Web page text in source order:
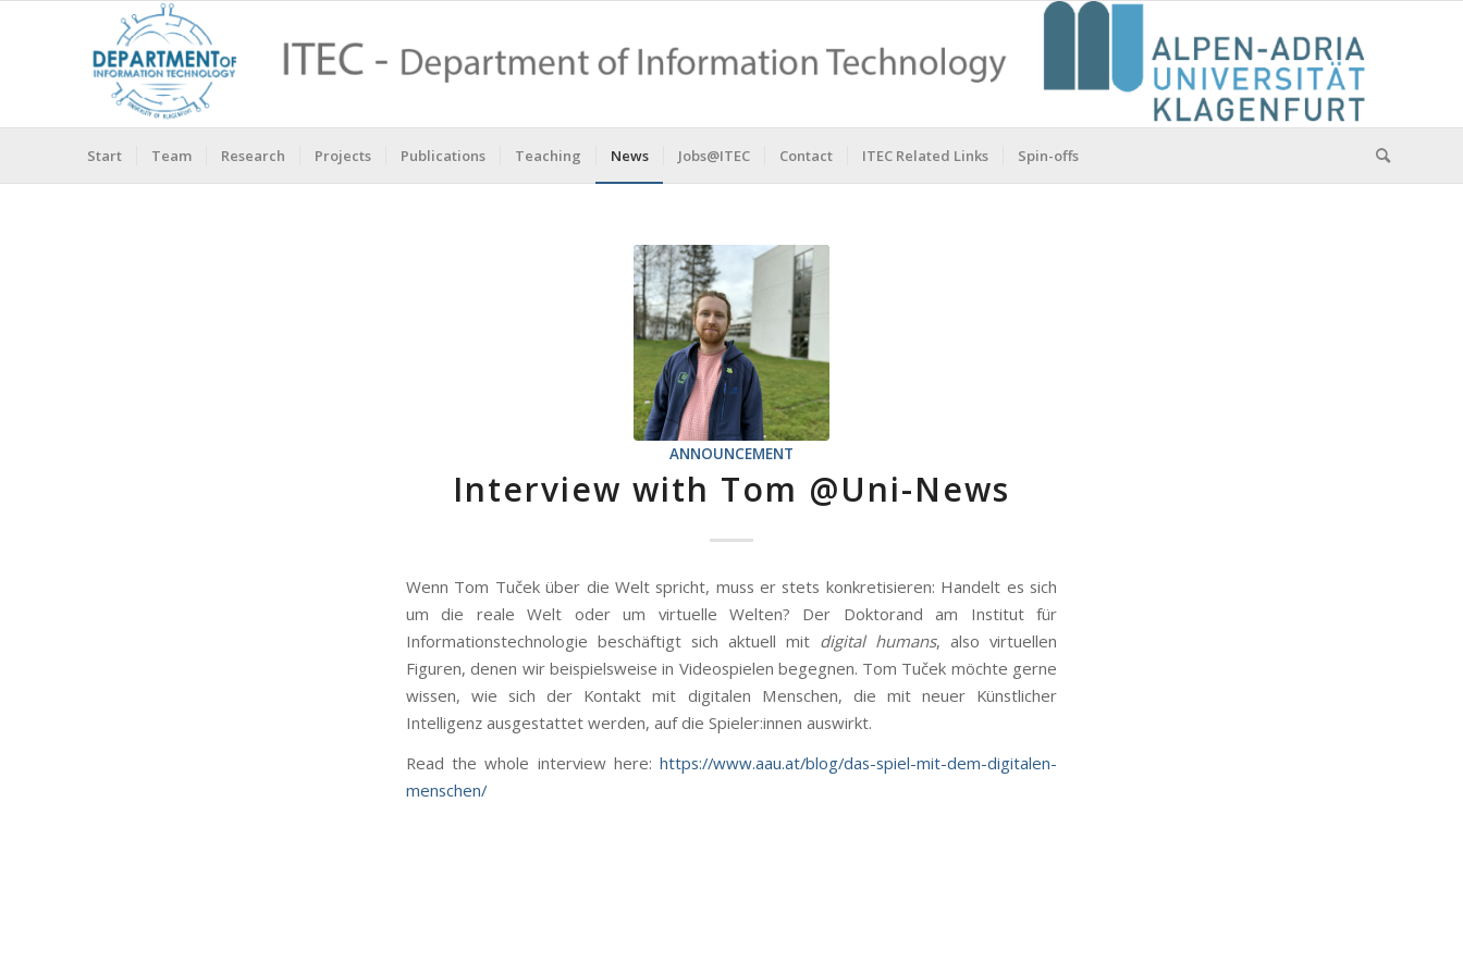
Start Team Research Projects Publications Teaching News Jobs@ITEC Contact ITEC Related Links Spin-offs
ANNOUNCEMENT
Interview with Tom @Uni-News
Wenn Tom Tuček über die Welt spricht, muss er stets konkretisieren: Handelt es sich
um die reale Welt oder um virtuelle Welten? Der Doktorand am Institut für
Informationstechnologie beschäftigt sich aktuell mit digital humans, also virtuellen
Figuren, denen wir beispielsweise in Videospielen begegnen. Tom Tuček möchte gerne
wissen, wie sich der Kontakt mit digitalen Menschen, die mit neuer Künstlicher
Intelligenz ausgestattet werden, auf die Spieler:innen auswirkt.
Read the whole interview here: https://www.aau.at/blog/das-spiel-mit-dem-digitalen-
menschen/